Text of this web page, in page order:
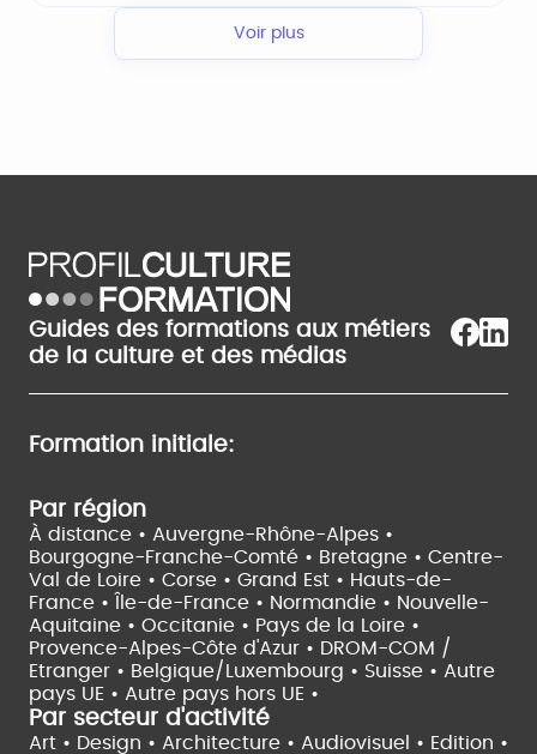
Voir plus
Guides des formations aux métiers
de la culture et des médias
Formation initiale:
Par région
À distance • Auvergne-Rhône-Alpes •
Bourgogne-Franche-Comté • Bretagne • Centre-
Val de Loire • Corse • Grand Est • Hauts-de-
France •
Île-de-France • Normandie • Nouvelle-
Aquitaine • Occitanie • Pays de la Loire •
Provence-Alpes-Côte d'Azur • DROM-COM /
Etranger • Belgique/Luxembourg • Suisse • Autre
pays UE • Autre pays hors UE •
Par secteur d'activité
Art • Design • Architecture • Audiovisuel • Edition •